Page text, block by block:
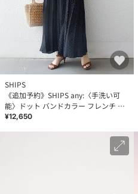
SHIPS
《追加予約》SHIPS any:〈手洗い可
能〉ドット バンドカラー フレンチ プ
リーツ ロング ワンピース
¥12,650